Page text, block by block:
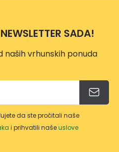
SADA!
naših vrhunskih ponuda
da ste pročitali naše
i prihvatili našeuslove